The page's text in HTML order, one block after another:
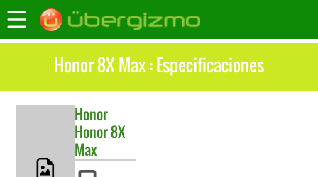
Honor 8X Max : Especificaciones
Honor
Honor 8X
Max